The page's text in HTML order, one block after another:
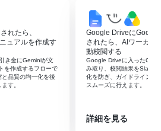
ョンでGoogleドキュメントの「ドキ
入する」アクションを設定し、挿入先
トリガーで受け取った画像ファイルの
動のきっかけとなるアクション、「オ
起動後、フロー内で処理を行うアク
の「ドキュメントに画像を挿入す
れたら、
ュアルを作成す
き金にGeminiが文
を作成するフローで
品質の均一化を後
す。
Google Driveに
されたら、AIワーカー
動校閲する
Google Driveに入った
み取り、校閲結果をSlack
化を防ぎ、ガイドライン通
スムーズに行えます。
詳細を見る